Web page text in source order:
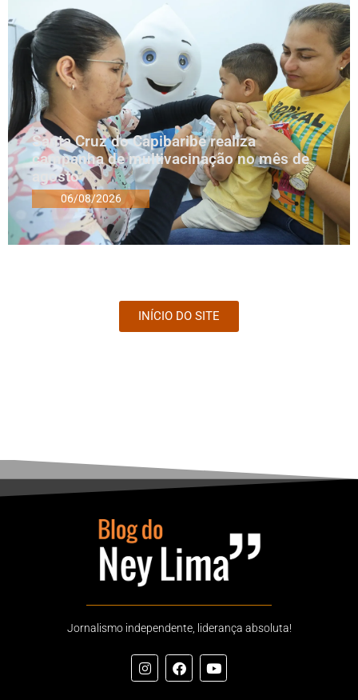
Santa Cruz do Capibaribe realiza
campanha de multivacinação no mês de
agosto
06/08/2026
INÍCIO DO SITE
Jornalismo independente, liderança absoluta!